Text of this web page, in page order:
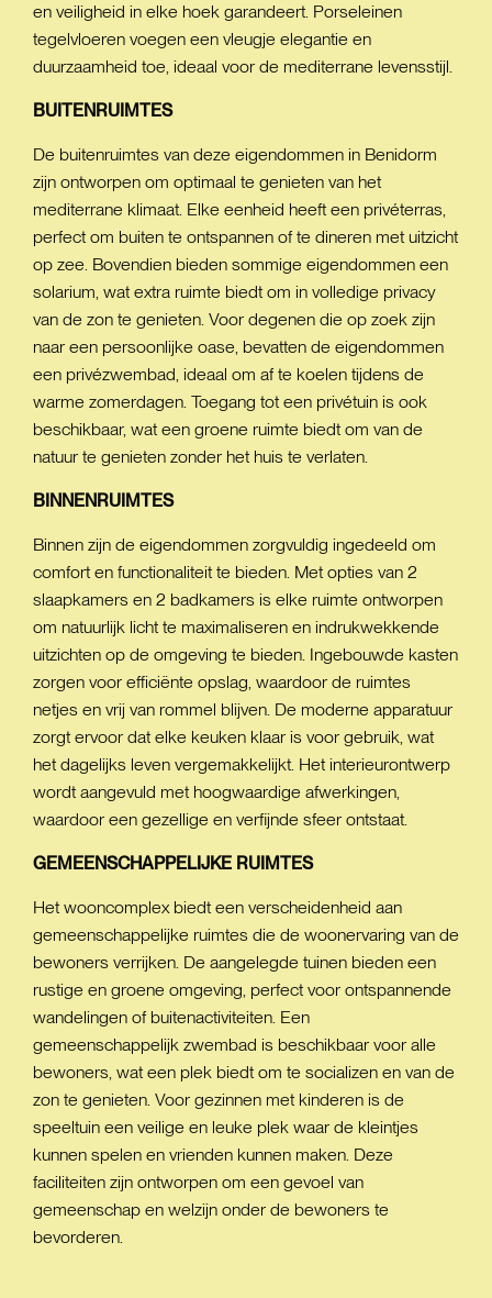
en veiligheid in elke hoek garandeert. Porseleinen
tegelvloeren voegen een vleugje elegantie en
duurzaamheid toe, ideaal voor de mediterrane levensstijl.
BUITENRUIMTES
De buitenruimtes van deze eigendommen in Benidorm
zijn ontworpen om optimaal te genieten van het
mediterrane klimaat. Elke eenheid heeft een privéterras,
perfect om buiten te ontspannen of te dineren met uitzicht
op zee. Bovendien bieden sommige eigendommen een
solarium, wat extra ruimte biedt om in volledige privacy
van de zon te genieten. Voor degenen die op zoek zijn
naar een persoonlijke oase, bevatten de eigendommen
een privézwembad, ideaal om af te koelen tijdens de
warme zomerdagen. Toegang tot een privétuin is ook
beschikbaar, wat een groene ruimte biedt om van de
natuur te genieten zonder het huis te verlaten.
BINNENRUIMTES
Binnen zijn de eigendommen zorgvuldig ingedeeld om
comfort en functionaliteit te bieden. Met opties van 2
slaapkamers en 2 badkamers is elke ruimte ontworpen
om natuurlijk licht te maximaliseren en indrukwekkende
uitzichten op de omgeving te bieden. Ingebouwde kasten
zorgen voor efficiënte opslag, waardoor de ruimtes
netjes en vrij van rommel blijven. De moderne apparatuur
zorgt ervoor dat elke keuken klaar is voor gebruik, wat
het dagelijks leven vergemakkelijkt. Het interieurontwerp
wordt aangevuld met hoogwaardige afwerkingen,
waardoor een gezellige en verfijnde sfeer ontstaat.
GEMEENSCHAPPELIJKE RUIMTES
Het wooncomplex biedt een verscheidenheid aan
gemeenschappelijke ruimtes die de woonervaring van de
bewoners verrijken. De aangelegde tuinen bieden een
rustige en groene omgeving, perfect voor ontspannende
wandelingen of buitenactiviteiten. Een
gemeenschappelijk zwembad is beschikbaar voor alle
bewoners, wat een plek biedt om te socializen en van de
zon te genieten. Voor gezinnen met kinderen is de
speeltuin een veilige en leuke plek waar de kleintjes
kunnen spelen en vrienden kunnen maken. Deze
faciliteiten zijn ontworpen om een gevoel van
gemeenschap en welzijn onder de bewoners te
bevorderen.